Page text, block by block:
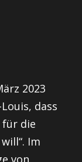
2023
dass
für die
Im
von